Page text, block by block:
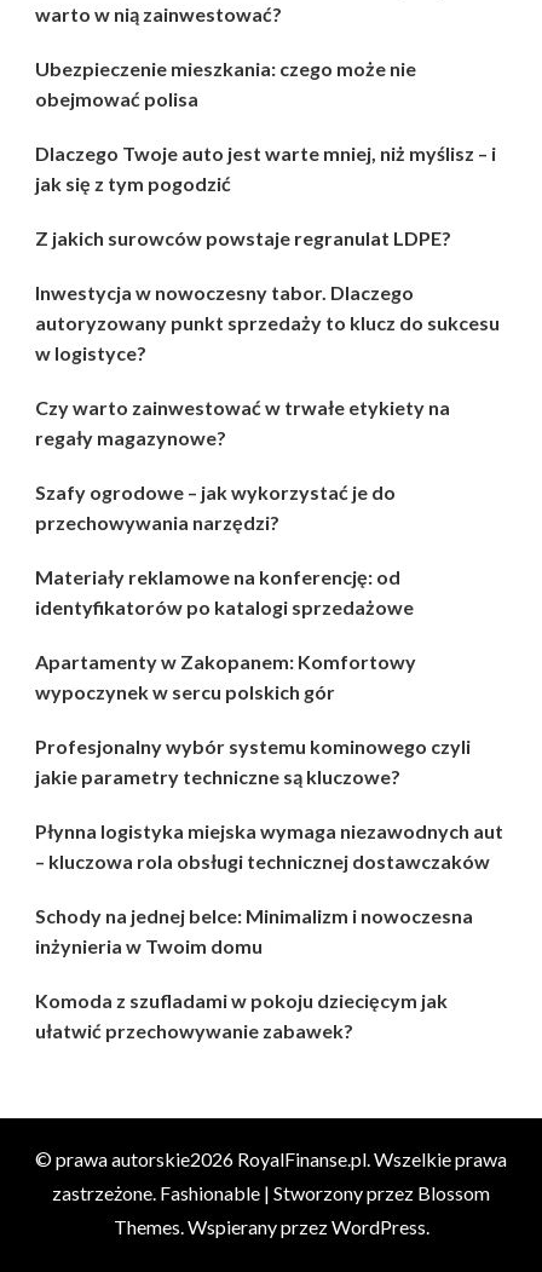
warto w nią zainwestować?
Ubezpieczenie mieszkania: czego może nie
obejmować polisa
Dlaczego Twoje auto jest warte mniej, niż myślisz – i
jak się z tym pogodzić
Z jakich surowców powstaje regranulat LDPE?
Inwestycja w nowoczesny tabor. Dlaczego
autoryzowany punkt sprzedaży to klucz do sukcesu
w logistyce?
Czy warto zainwestować w trwałe etykiety na
regały magazynowe?
Szafy ogrodowe – jak wykorzystać je do
przechowywania narzędzi?
Materiały reklamowe na konferencję: od
identyfikatorów po katalogi sprzedażowe
Apartamenty w Zakopanem: Komfortowy
wypoczynek w sercu polskich gór
Profesjonalny wybór systemu kominowego czyli
jakie parametry techniczne są kluczowe?
Płynna logistyka miejska wymaga niezawodnych aut
– kluczowa rola obsługi technicznej dostawczaków
Schody na jednej belce: Minimalizm i nowoczesna
inżynieria w Twoim domu
Komoda z szufladami w pokoju dziecięcym jak
ułatwić przechowywanie zabawek?
© prawa autorskie2026 RoyalFinanse.pl . Wszelkie prawa
zastrzeżone. Fashionable | Stworzony przez Blossom
Themes . Wspierany przezWordPress